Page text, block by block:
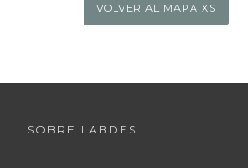
VOLVER AL MAPA XS
SOBRE LABDES